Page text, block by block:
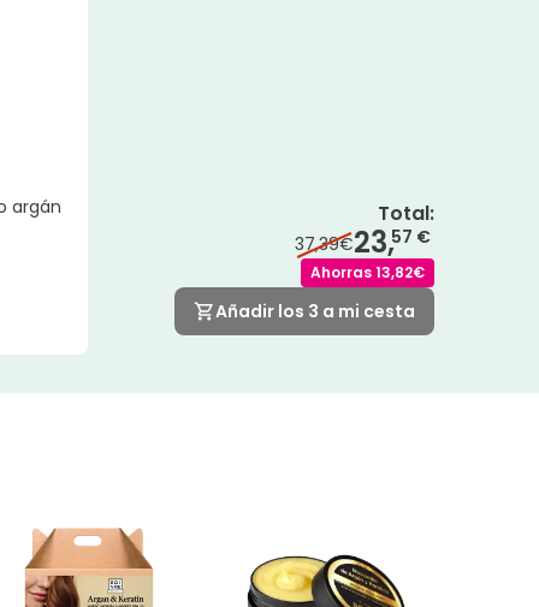
argán
Total:
37,39€23,57 €
Ahorras13,82€
Añadir los 3 a mi cesta